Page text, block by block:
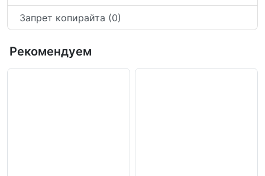
Запрет копирайта (0)
Рекомендуем